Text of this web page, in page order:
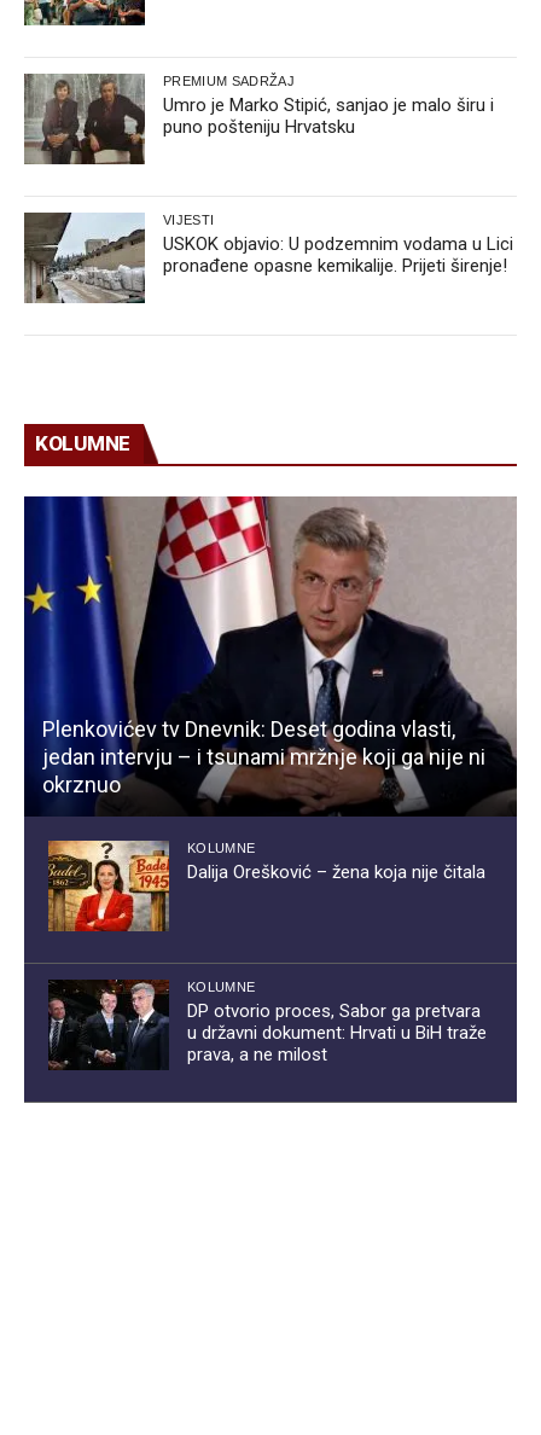
PREMIUM SADRŽAJ
Umro je Marko Stipić, sanjao je malo širu i
puno pošteniju Hrvatsku
VIJESTI
USKOK objavio: U podzemnim vodama u Lici
pronađene opasne kemikalije. Prijeti širenje!
KOLUMNE
Plenkovićev tv Dnevnik: Deset godina vlasti,
jedan intervju – i tsunami mržnje koji ga nije ni
okrznuo
KOLUMNE
Dalija Orešković – žena koja nije čitala
KOLUMNE
DP otvorio proces, Sabor ga pretvara
u državni dokument: Hrvati u BiH traže
prava, a ne milost